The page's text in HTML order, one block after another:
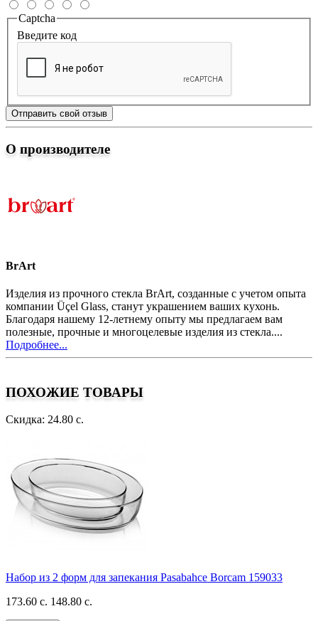
Captcha
Введите код
Отправить свой отзыв
О производителе
BrArt
Изделия из прочного стекла BrArt, созданные с учетом опыта
компании Üçel Glass, станут украшением ваших кухонь.
Благодаря нашему 12-летнему опыту мы предлагаем вам
полезные, прочные и многоцелевые изделия из стекла....
Подробнее...
ПОХОЖИЕ ТОВАРЫ
Скидка: 24.80 с.
Набор из 2 форм для запекания Pasabahce Borcam 159033
173.60 с. 148.80 с.